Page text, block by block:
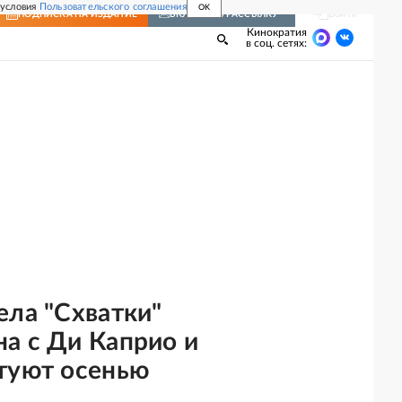
Пользовательского соглашения OK
ПОДПИСКА НА ИЗДАНИЕ ВКЛЮЧИТЬ РАССЫЛКУ
Кинократия
в соц. сетях:
"Схватки"
с Ди Каприо и
осенью